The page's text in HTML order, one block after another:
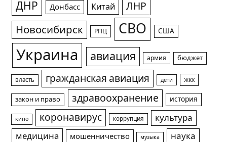
ДНР Донбасс Китай ЛНР
Новосибирск РПЦ СВО США
Украина авиация армия бюджет
власть гражданская авиация дети жкх
закон и право здравоохранение история
кино коронавирус коррупция
культура
медицина
мошенничество музыка
наука